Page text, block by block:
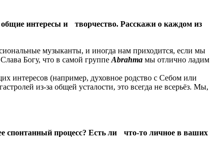
интересы и творчество. Расскажи о каждом из
музыканты, и иногда нам приходится, если мы
Богу, что в самой группе Abrahma мы отлично ладим
интересов (например, духовное родство с Себом или
из-за общей усталости, это всегда не всерьёз. Мы,
спонтанный процесс? Есть ли что-то личное в ваших